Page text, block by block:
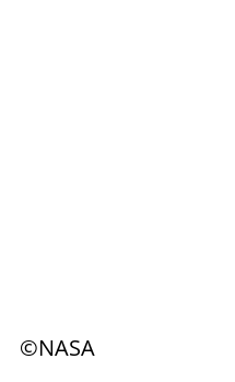
©NASA